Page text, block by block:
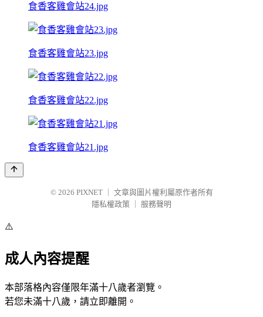
食香客雞會站24.jpg
食香客雞會站23.jpg
食香客雞會站22.jpg
食香客雞會站21.jpg
© 2026 PIXNET
文章與圖片權利屬原作者所有
隱私權政策
服務聲明
⚠️
成人內容提醒
本部落格內容僅限年滿十八歲者瀏覽。
若您未滿十八歲，請立即離開。